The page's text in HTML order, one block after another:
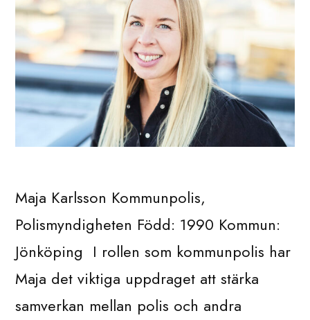
Maja Karlsson Kommunpolis,
Polismyndigheten Född: 1990 Kommun:
Jönköping I rollen som kommunpolis har
Maja det viktiga uppdraget att stärka
samverkan mellan polis och andra